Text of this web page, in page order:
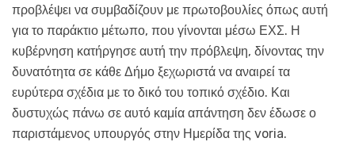
προβλέψει να συμβαδίζουν με πρωτοβουλίες όπως αυτή
για το παράκτιο μέτωπο, που γίνονται μέσω ΕΧΣ. Η
κυβέρνηση κατήργησε αυτή την πρόβλεψη, δίνοντας την
δυνατότητα σε κάθε Δήμο ξεχωριστά να αναιρεί τα
ευρύτερα σχέδια με το δικό του τοπικό σχέδιο. Και
δυστυχώς πάνω σε αυτό καμία απάντηση δεν έδωσε ο
παριστάμενος υπουργός στην Ημερίδα της voria.